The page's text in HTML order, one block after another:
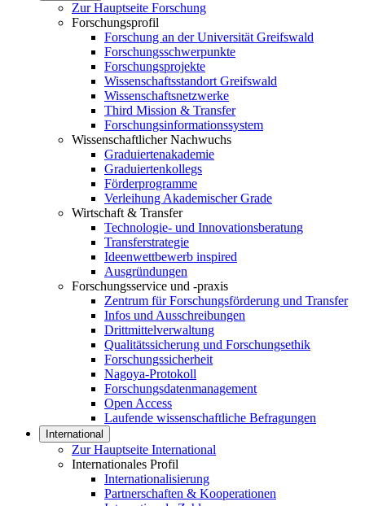
Zur Hauptseite Forschung
Forschungsprofil
Forschung an der Universität Greifswald
Forschungsschwerpunkte
Forschungsprojekte
Wissenschaftsstandort Greifswald
Wissenschaftsnetzwerke
Third Mission & Transfer
Forschungsinformationssystem
Wissenschaftlicher Nachwuchs
Graduiertenakademie
Graduiertenkollegs
Förderprogramme
Verleihung Akademischer Grade
Wirtschaft & Transfer
Technologie- und Innovationsberatung
Transferstrategie
Ideenwettbewerb inspired
Ausgründungen
Forschungsservice und -praxis
Zentrum für Forschungsförderung und Transfer
Infos und Ausschreibungen
Drittmittelverwaltung
Qualitätssicherung und Forschungsethik
Forschungssicherheit
Nagoya-Protokoll
Forschungsdatenmanagement
Open Access
Laufende wissenschaftliche Befragungen
International
Zur Hauptseite International
Internationales Profil
Internationalisierung
Partnerschaften & Kooperationen